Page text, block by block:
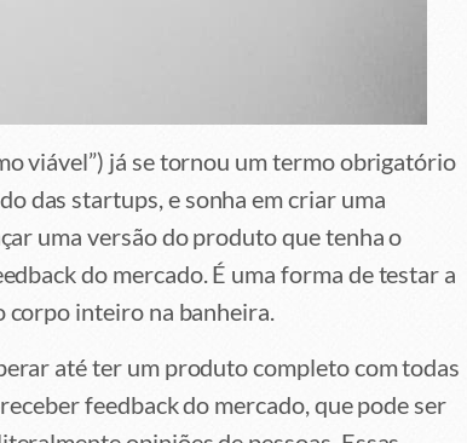
viável”) já se tornou um termo obrigatório
das startups, e sonha em criar uma
uma versão do produto que tenha o
do mercado. É uma forma de testar a
corpo inteiro na banheira.
até ter um produto completo com todas
feedback do mercado, que pode ser